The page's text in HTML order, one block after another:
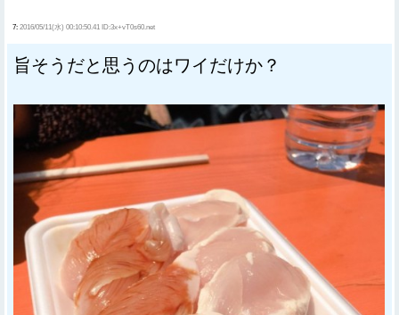
7: 2016/05/11(水) 00:10:50.41 ID:3x+vT0s60.net
旨そうだと思うのはワイだけか？